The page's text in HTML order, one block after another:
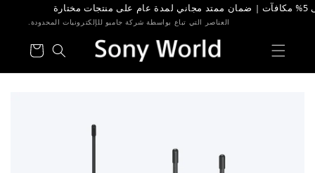
تخطى الى
العناصر التي تباع بواسطة شركة جامبو للإلكترونيات المحدودة.
التسوق